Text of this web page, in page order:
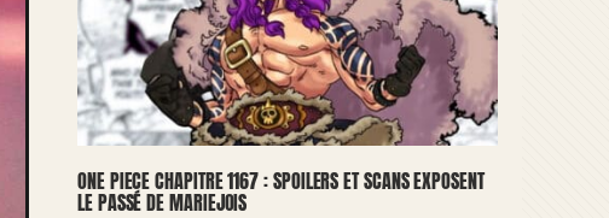
ONE PIECE CHAPITRE 1167 : SPOILERS ET SCANS EXPOSENT
LE PASSÉ DE MARIEJOIS